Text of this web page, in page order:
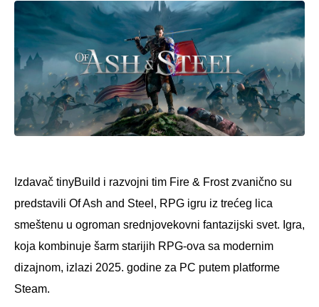
Izdavač tinyBuild i razvojni tim Fire & Frost zvanično su
predstavili Of Ash and Steel, RPG igru iz trećeg lica
smeštenu u ogroman srednjovekovni fantazijski svet. Igra,
koja kombinuje šarm starijih RPG-ova sa modernim
dizajnom, izlazi 2025. godine za PC putem platforme
Steam.